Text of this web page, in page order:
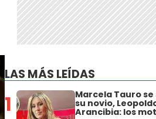
LAS MÁS LEÍDAS
1 Marcela Tauro
su novio,
Arancibia: los